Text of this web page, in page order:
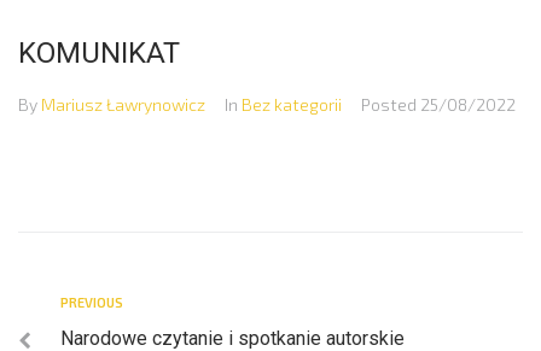
KOMUNIKAT
By Mariusz Ławrynowicz In Bez kategorii Posted 25/08/2022
PREVIOUS
Narodowe czytanie i spotkanie autorskie